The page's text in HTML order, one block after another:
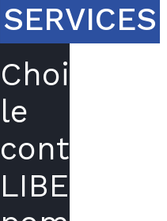
SERVICES
Choisir
le
contrat
LIBERTE